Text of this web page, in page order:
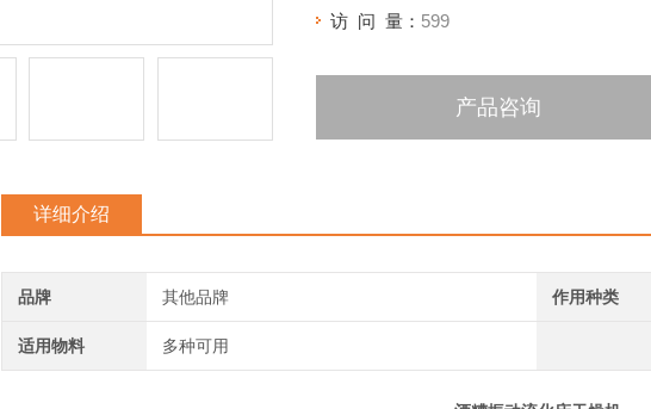
访 问 量： 599
产品咨询
详细介绍
品牌 其他品牌 作用种类
适用物料 多种可用